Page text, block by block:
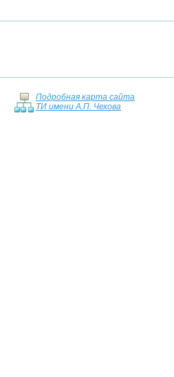
Подробная карта сайта
ТИ имени А.П. Чехова